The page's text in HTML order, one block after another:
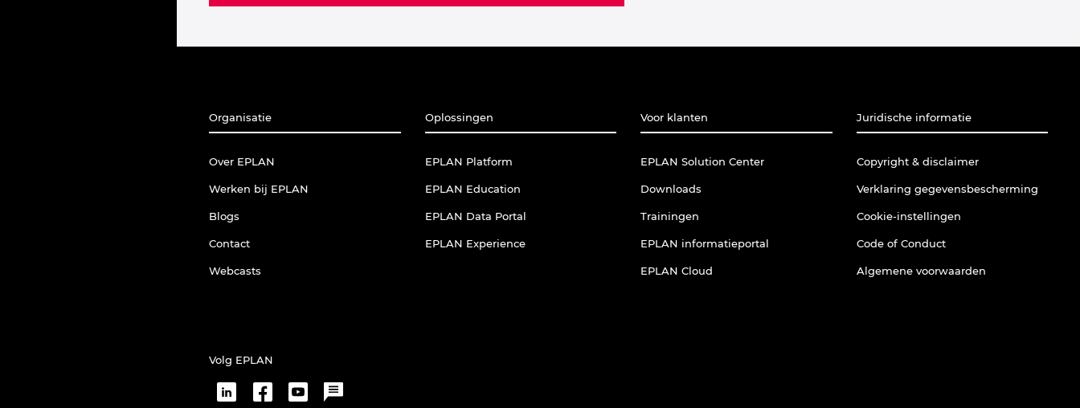
Organisatie
Over EPLAN
Werken bij EPLAN
Blogs
Contact
Webcasts
Oplossingen
EPLAN Platform
EPLAN Education
EPLAN Data Portal
EPLAN Experience
Voor klanten
EPLAN Solution Center
Downloads
Trainingen
EPLAN informatieportal
EPLAN Cloud
Juridische informatie
Copyright & disclaimer
Verklaring gegevensbescherming
Cookie-instellingen
Code of Conduct
Algemene voorwaarden
Volg EPLAN